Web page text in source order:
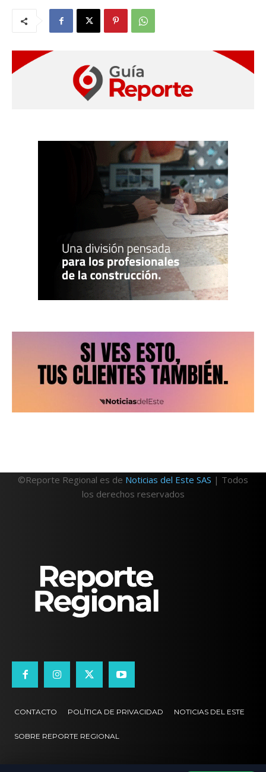
©Reporte Regional es de Noticias del Este SAS | Todos
los derechos reservados
CONTACTO POLÍTICA DE PRIVACIDAD NOTICIAS DEL ESTE
SOBRE REPORTE REGIONAL